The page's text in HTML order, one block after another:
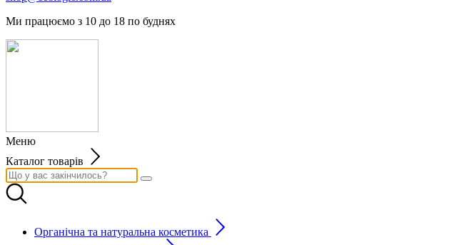
Ми працюємо з 10 до 18 по буднях
Меню
Каталог товарів
Органічна та натуральна косметика